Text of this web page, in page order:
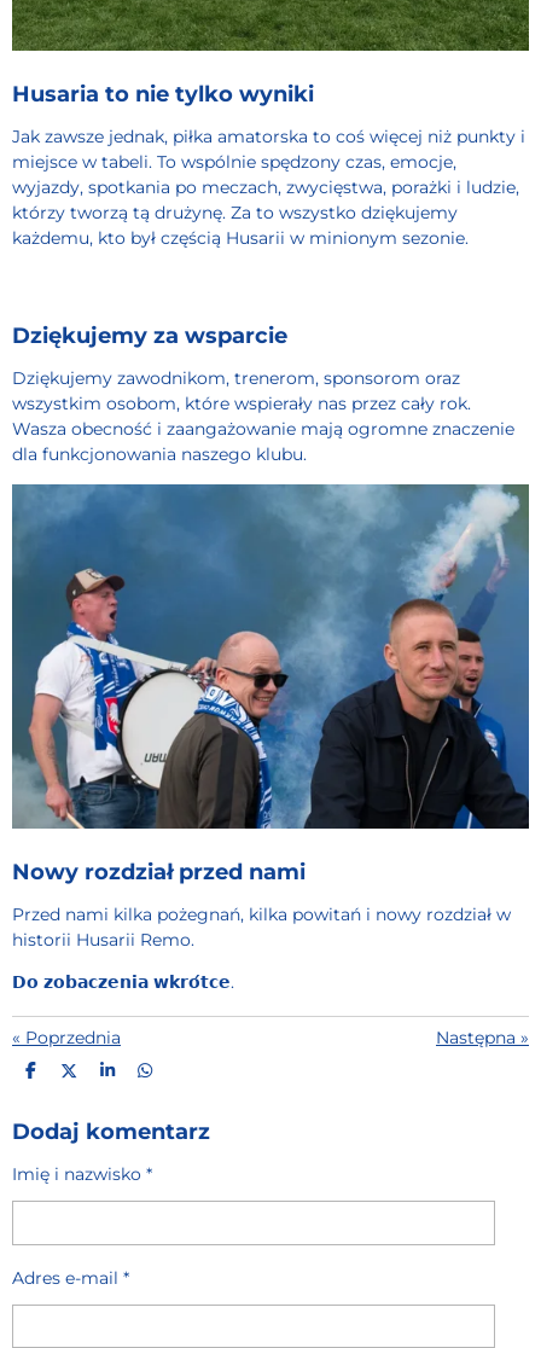
Husaria to nie tylko wyniki
Jak zawsze jednak, piłka amatorska to coś więcej niż punkty i
miejsce w tabeli. To wspólnie spędzony czas, emocje,
wyjazdy, spotkania po meczach, zwycięstwa, porażki i ludzie,
którzy tworzą tą drużynę. Za to wszystko dziękujemy
każdemu, kto był częścią Husarii w minionym sezonie.
Dziękujemy za wsparcie
Dziękujemy zawodnikom, trenerom, sponsorom oraz
wszystkim osobom, które wspierały nas przez cały rok.
Wasza obecność i zaangażowanie mają ogromne znaczenie
dla funkcjonowania naszego klubu.
Nowy rozdział przed nami
Przed nami kilka pożegnań, kilka powitań i nowy rozdział w
historii Husarii Remo.
𝗗𝗼 𝘇𝗼𝗯𝗮𝗰𝘇𝗲𝗻𝗶𝗮 𝘄𝗸𝗿𝗼́𝘁𝗰𝗲.
« Poprzednia Następna »
U
S
T
P
U
S
T
P
U
S
T
P
U
S
T
P
Dodaj komentarz
Imię i nazwisko *
Adres e-mail *